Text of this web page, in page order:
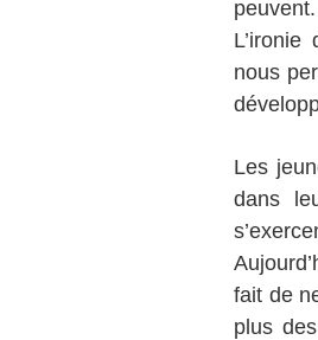
peuvent.
nous
Les
dans
fait de
plus